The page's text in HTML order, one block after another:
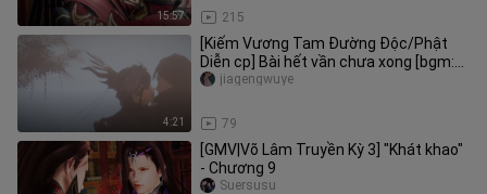
15:57 215
4:21
[Kiếm Vương Tam Đường Độc/Phật
Diễn cp] Bài hết vần chưa xong [bgm:
Thuyền trong sương mưa]
79
jiagengwuye
[GMV|Võ Lâm Truyền Kỳ 3] "Khát khao"
- Chương 9
Suersusu